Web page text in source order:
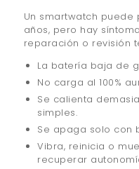
Un smartwatch
años, pero hay
reparación o revisión
La batería baja de
No carga al 100%
Se calienta
simples.
Se apaga solo con
Vibra, reinicia o
recuperar